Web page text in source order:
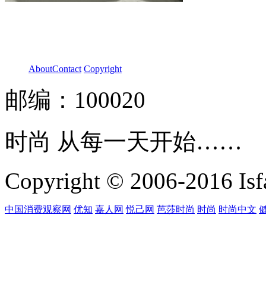
AboutContact Copyright
邮编：100020
时尚 从每一天开始……
Copyright © 2006-2016
中国消费观察网 优知 嘉人网 悦己网 芭莎时尚 时尚 时尚中文